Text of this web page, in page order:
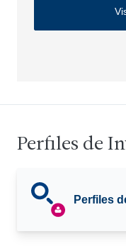
Perfiles de
Perfiles